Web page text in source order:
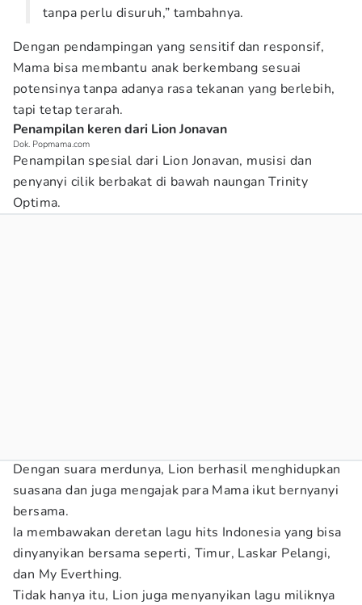
tanpa perlu disuruh,” tambahnya.
Dengan pendampingan yang sensitif dan responsif,
Mama bisa membantu anak berkembang sesuai
potensinya tanpa adanya rasa tekanan yang berlebih,
tapi tetap terarah.
Penampilan keren dari Lion Jonavan
Dok. Popmama.com
Penampilan spesial dari Lion Jonavan, musisi dan
penyanyi cilik berbakat di bawah naungan Trinity
Optima.
Dengan suara merdunya, Lion berhasil menghidupkan
suasana dan juga mengajak para Mama ikut bernyanyi
bersama.
Ia membawakan deretan lagu hits Indonesia yang bisa
dinyanyikan bersama seperti, Timur, Laskar Pelangi,
dan My Everthing.
Tidak hanya itu, Lion juga menyanyikan lagu miliknya